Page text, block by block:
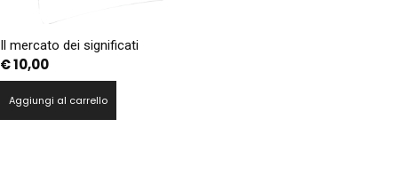
Il mercato dei significati
€10,00
Aggiungi al carrello